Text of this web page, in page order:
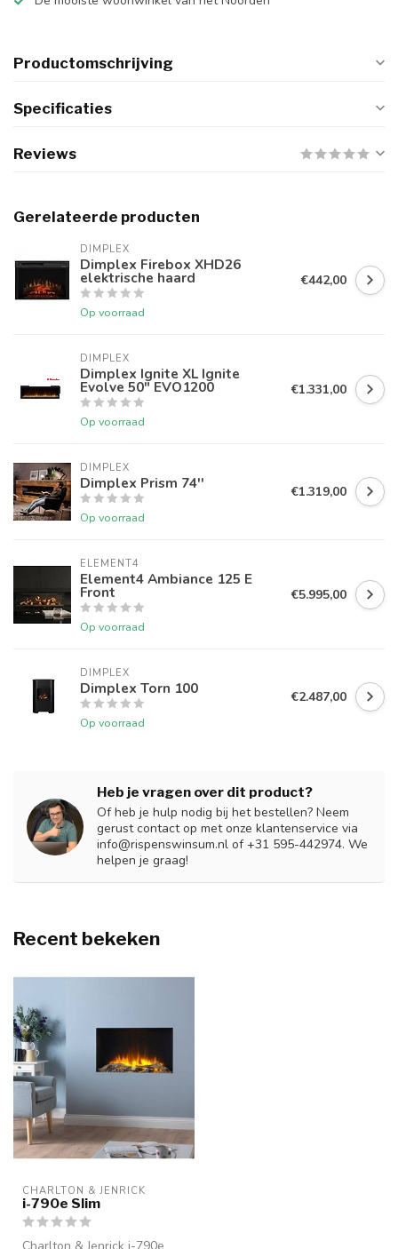
Productomschrijving
Specificaties
Reviews
Gerelateerde producten
DIMPLEX
Dimplex Firebox XHD26
elektrische haard
Op voorraad
€442,00
DIMPLEX
Dimplex Ignite XL Ignite
Evolve 50" EVO1200
Op voorraad
€1.331,00
DIMPLEX
Dimplex Prism 74''
Op voorraad
€1.319,00
ELEMENT4
Element4 Ambiance 125 E
Front
Op voorraad
€5.995,00
DIMPLEX
Dimplex Torn 100
Op voorraad
€2.487,00
Heb je vragen over dit product?
Of heb je hulp nodig bij het bestellen? Neem
gerust contact op met onze klantenservice via
info@rispenswinsum.nl of +31 595-442974. We
helpen je graag!
Recent bekeken
CHARLTON & JENRICK
i-790e Slim
Charlton & Jenrick i-790e